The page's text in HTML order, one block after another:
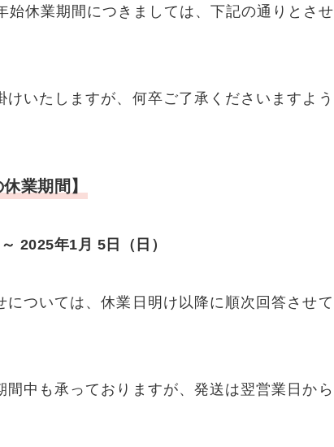
始休業期間につきましては、下記の通りとさせ
けいたしますが、何卒ご了承くださいますよう
業期間】
2025年1月 5日（日）
については、休業日明け以降に順次回答させて
中も承っておりますが、発送は翌営業日から